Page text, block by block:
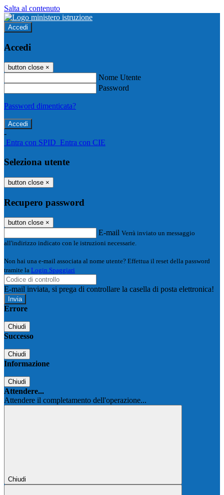
Salta al contenuto
Accedi
Accedi
button close ×
Nome Utente
Password
Password dimenticata?
-
Entra con SPID Entra con CIE
Seleziona utente
button close ×
Recupero password
button close ×
E-mail Verrà inviato un messaggio
all'indirizzo indicato con le istruzioni necessarie.
Non hai una e-mail associata al nome utente? Effettua il reset della password
tramite la Login Spaggiari
E-mail inviata, si prega di controllare la casella di posta elettronica!
Errore
Chiudi
Successo
Chiudi
Informazione
Chiudi
Attendere...
Attendere il completamento dell'operazione...
Chiudi